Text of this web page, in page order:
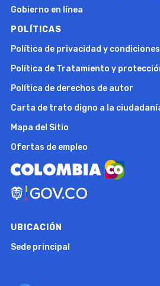
Gobierno en línea
POLÍTICAS
Política de privacidad y
Política de Tratamiento y
Política de derechos de autor
Carta de trato digno a la
Mapa del Sitio
Ofertas de empleo
UBICACIÓN
Sede principal